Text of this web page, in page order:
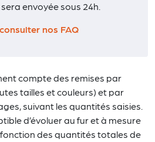
envoyée sous 24h.
nos FAQ
compte des remises par
tailles et couleurs) et par
suivant les quantités saisies.
d’évoluer au fur et à mesure
des quantités totales de